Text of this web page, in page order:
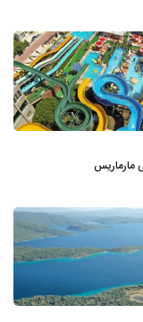
مارماریس